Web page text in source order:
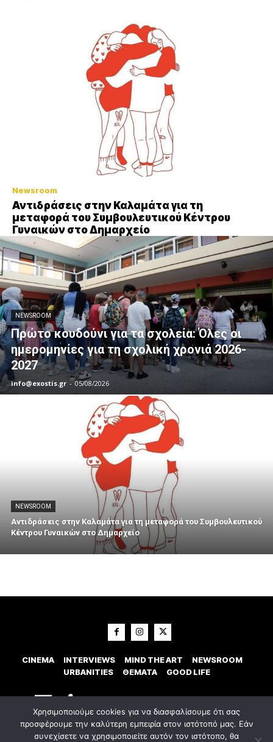
Newsroom
Αντιδράσεις στην Καλαμάτα για τη
μεταφορά του Συμβουλευτικού Κέντρου
Γυναικών στο Δημαρχείο
NEWSROOM
Πρώτο κουδούνι για τα σχολεία: Όλες οι
ημερομηνίες για τη σχολική χρονιά 2026-
2027
info@exostis.gr - 05/08/2026
NEWSROOM
Αντιδράσεις στην Καλαμάτα για τη μεταφορά του Συμβουλευτικού
Κέντρου Γυναικών στο Δημαρχείο
CINEMA INTERVIEWS MIND THE ART
NEWSROOM
URBANITIES
ΘΕΜΑΤΑ GOOD LIFE
Χρησιμοποιούμε cookies για να διασφαλίσουμε ότι σας
προσφέρουμε την καλύτερη εμπειρία στον ιστότοπό μας. Εάν
συνεχίσετε να χρησιμοποιείτε αυτόν τον ιστότοπο, θα